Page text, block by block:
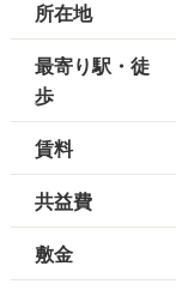
所在地
最寄り駅・徒
歩
賃料
共益費
敷金